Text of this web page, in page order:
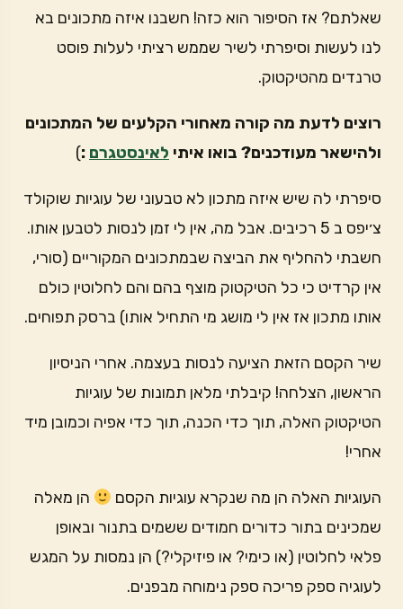
שאלתם? אז הסיפור הוא כזה! חשבנו איזה מתכונים בא
לנו לעשות וסיפרתי לשיר שממש רציתי לעלות פוסט
טרנדים מהטיקטוק.
רוצים לדעת מה קורה מאחורי הקלעים של המתכונים
ולהישאר מעודכנים? בואו איתי לאינסטגרם :
)
סיפרתי לה שיש איזה מתכון לא טבעוני של עוגיות שוקולד
צ׳יפס ב 5 רכיבים. אבל מה, אין לי זמן לנסות לטבען אותו.
חשבתי להחליף את הביצה שבמתכונים המקוריים (סורי,
אין קרדיט כי כל הטיקטוק מוצף בהם והם לחלוטין כולם
אותו מתכון אז אין לי מושג מי התחיל אותו) ברסק תפוחים.
שיר הקסם הזאת הציעה לנסות בעצמה. אחרי הניסיון
הראשון, הצלחה! קיבלתי מלאן תמונות של עוגיות
הטיקטוק האלה, תוך כדי הכנה, תוך כדי אפיה וכמובן מיד
אחרי!
העוגיות האלה הן מה שנקרא עוגיות הקסם
הן מאלה
שמכינים בתור כדורים חמודים ששמים בתנור ובאופן
פלאי לחלוטין (או כימי? או פיזיקלי?) הן נמסות על המגש
לעוגיה ספק פריכה ספק נימוחה מבפנים.